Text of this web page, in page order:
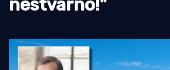
nestvarno!"